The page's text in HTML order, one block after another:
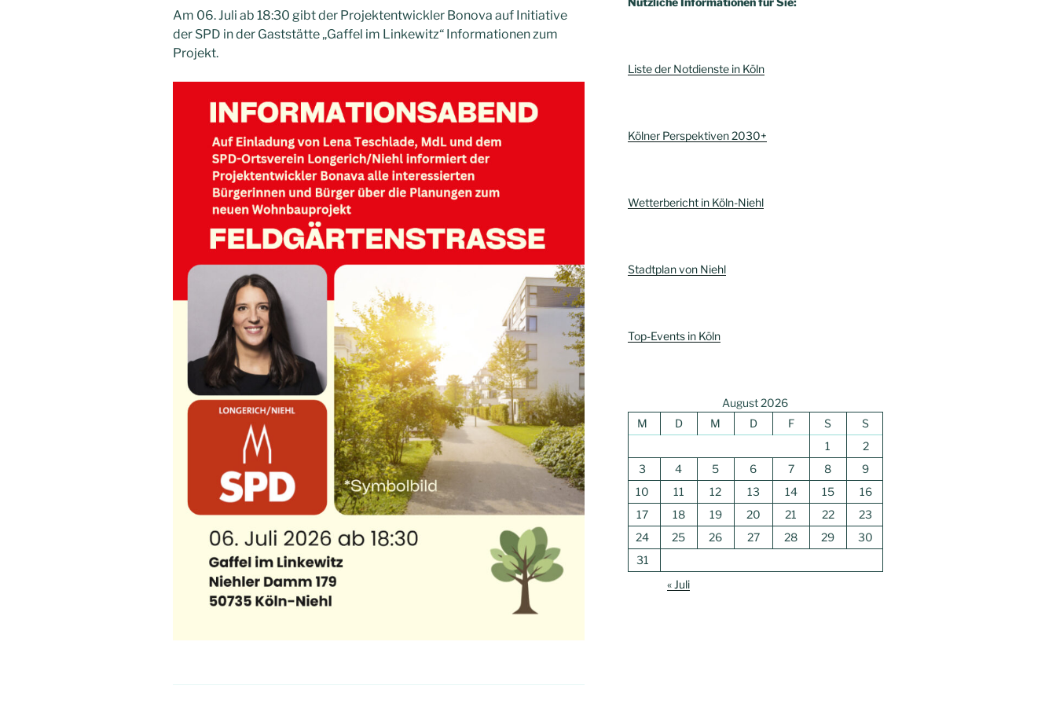
Am 06. Juli ab 18:30 gibt der Projektentwickler Bonova auf Initiative
der SPD in der Gaststätte „Gaffel im Linkewitz“ Informationen zum
Projekt.
Liste der Notdienste in Köln
Kölner Perspektiven 2030+
Wetterbericht in Köln-Niehl
Stadtplan von Niehl
Top-Events in Köln
August 2026
M
D M D F S
S
1
2
3
4 5 6 7 8
9
10
11 12 13 14 15
16
17
18 19 20 21 22
23
24
25 26 27 28 29
30
31
« Juli